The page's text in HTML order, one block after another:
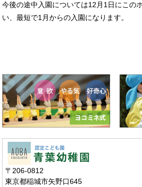
今後の途中入園については12月1日にこの
い、最短で1月からの入園になります。
〒206-0812
東京都稲城市矢野口645